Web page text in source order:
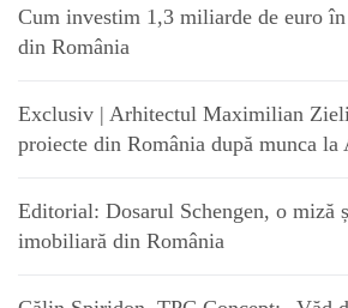
Cum investim 1,3 miliarde de euro
din România
Exclusiv | Arhitectul Maximilian
proiecte din România după munca la
Editorial: Dosarul Schengen, o miză
imobiliară din România